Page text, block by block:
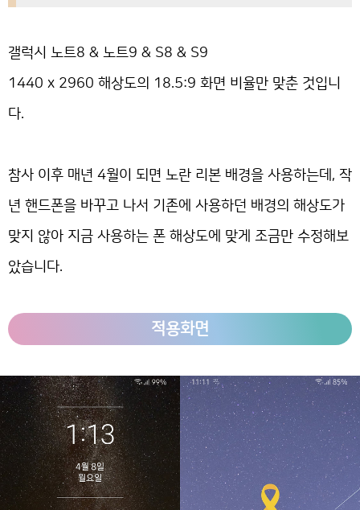
갤럭시 노트8 & 노트9 & S8 & S9
1440 x 2960 해상도의 18.5:9 화면 비율만 맞춘 것입니
다.
참사 이후 매년 4월이 되면 노란 리본 배경을 사용하는데, 작
년 핸드폰을 바꾸고 나서 기존에 사용하던 배경의 해상도가
맞지 않아 지금 사용하는 폰 해상도에 맞게 조금만 수정해보
았습니다.
적용화면